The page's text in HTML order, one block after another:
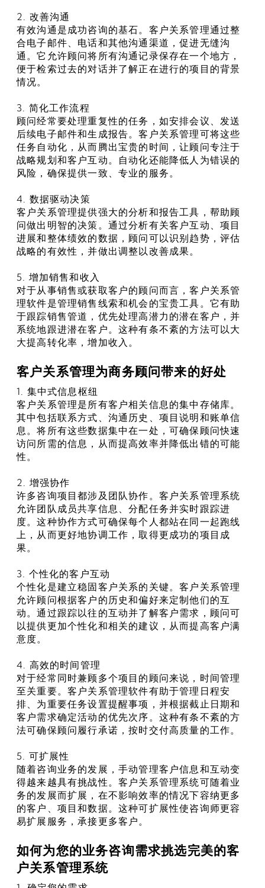
2. 改善沟通
有效沟通是成功咨询的基石。客户关系管理通过整
合电子邮件、电话和其他沟通渠道，促进无缝沟
通。它允许顾问将所有沟通记录保存在一个地方，
便于检索过去的对话并了解正在进行的项目的背景
情况。
3. 简化工作流程
顾问经常要处理重复性的任务，如安排会议、发送
后续电子邮件和生成报告。客户关系管理可将这些
任务自动化，从而腾出宝贵的时间，让顾问专注于
战略规划和客户互动。自动化还能降低人为错误的
风险，确保提供一致、专业的服务。
4. 数据驱动决策
客户关系管理提供强大的分析和报告工具，帮助顾
问做出明智的决策。通过分析有关客户互动、项目
进展和整体绩效的数据，顾问可以识别趋势，评估
战略的有效性，并做出调整以改善成果。
5. 增加销售和收入
对于从事销售或获取客户的顾问而言，客户关系管
理软件是管理销售线索和机会的宝贵工具。它有助
于跟踪销售管道，优先处理高潜力的潜在客户，并
系统地跟进潜在客户。这种有条不紊的方法可以大
大提高转化率，增加收入。
客户关系管理为商务顾问带来的好处
1. 集中式信息枢纽
客户关系管理是所有客户相关信息的集中存储库。
其中包括联系方式、沟通历史、项目说明和账单信
息。将所有这些数据集中在一处，可确保顾问快速
访问所需的信息，从而提高效率并降低出错的可能
性。
2. 增强协作
许多咨询项目都涉及团队协作。客户关系管理系统
允许团队成员共享信息、分配任务并实时跟踪进
度。这种协作方式可确保每个人都站在同一起跑线
上，从而更好地协调工作，取得更成功的项目成
果。
3. 个性化的客户互动
个性化是建立稳固客户关系的关键。客户关系管理
允许顾问根据客户的历史和偏好来定制他们的互
动。通过跟踪以往的互动并了解客户需求，顾问可
以提供更加个性化和相关的建议，从而提高客户满
意度。
4. 高效的时间管理
对于经常同时兼顾多个项目的顾问来说，时间管理
至关重要。客户关系管理软件有助于管理日程安
排、为重要任务设置提醒事项，并根据截止日期和
客户需求确定活动的优先次序。这种有条不紊的方
法可确保顾问履行承诺，按时交付高质量的工作。
5. 可扩展性
随着咨询业务的发展，手动管理客户信息和互动变
得越来越具有挑战性。客户关系管理系统可随着业
务的发展而扩展，在不影响效率的情况下容纳更多
的客户、项目和数据。这种可扩展性使咨询师更容
易扩展服务，承接更多客户。
如何为您的业务咨询需求挑选完美的客
户关系管理系统